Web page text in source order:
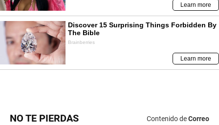
NO TE PIERDAS Contenido deCorreo